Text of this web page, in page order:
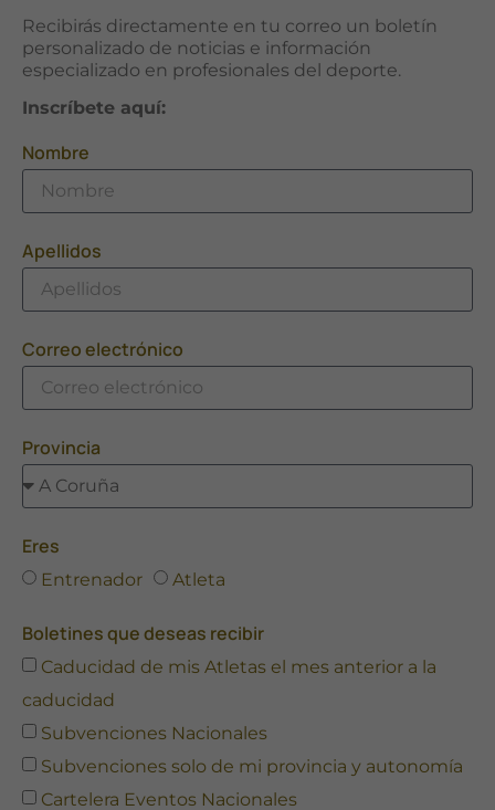
Recibirás directamente en tu correo un boletín
personalizado de noticias e información
especializado en profesionales del deporte.
Inscríbete aquí:
Nombre
Apellidos
Correo electrónico
Provincia
Eres
Entrenador Atleta
Boletines que deseas recibir
Caducidad de mis Atletas el mes anterior a la
caducidad
Subvenciones Nacionales
Subvenciones solo de mi provincia y autonomía
Cartelera Eventos Nacionales